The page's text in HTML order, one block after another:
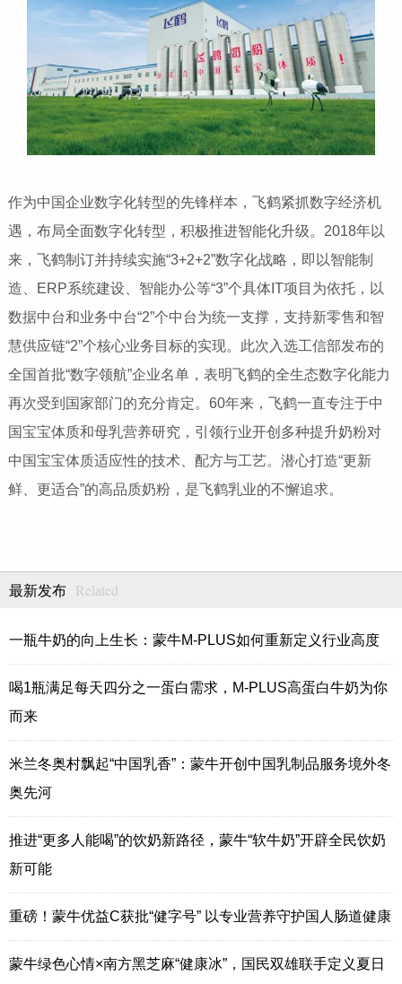
作为中国企业数字化转型的先锋样本，飞鹤紧抓数字经济机
遇，布局全面数字化转型，积极推进智能化升级。2018年以
来，飞鹤制订并持续实施“3+2+2”数字化战略，即以智能制
造、ERP系统建设、智能办公等“3”个具体IT项目为依托，以
数据中台和业务中台“2”个中台为统一支撑，支持新零售和智
慧供应链“2”个核心业务目标的实现。此次入选工信部发布的
全国首批“数字领航”企业名单，表明飞鹤的全生态数字化能力
再次受到国家部门的充分肯定。60年来，飞鹤一直专注于中
国宝宝体质和母乳营养研究，引领行业开创多种提升奶粉对
中国宝宝体质适应性的技术、配方与工艺。潜心打造“更新
鲜、更适合”的高品质奶粉，是飞鹤乳业的不懈追求。
最新发布 Related
一瓶牛奶的向上生长：蒙牛M-PLUS如何重新定义行业高度
喝1瓶满足每天四分之一蛋白需求，M-PLUS高蛋白牛奶为你
而来
米兰冬奥村飘起“中国乳香”：蒙牛开创中国乳制品服务境外冬
奥先河
推进“更多人能喝”的饮奶新路径，蒙牛“软牛奶”开辟全民饮奶
新可能
重磅！蒙牛优益C获批“健字号” 以专业营养守护国人肠道健康
蒙牛绿色心情×南方黑芝麻“健康冰”，国民双雄联手定义夏日